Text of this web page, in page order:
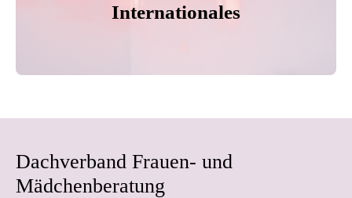
Internationales
Dachverband Frauen- und
Mädchenberatung